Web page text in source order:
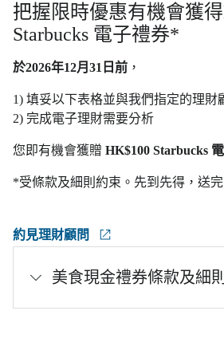
把握限時優惠有機會獲
Starbucks 電子禮券*
於2026年12月31日前 ，
1) 填妥以下表格並與我們指定的理財
2) 完成電子理財需要分析
您即有機會獲贈 HK$100 Starbucks
*受條款及細則約束。先到先得，送
約見理財顧問
美食現金禮券條款及細